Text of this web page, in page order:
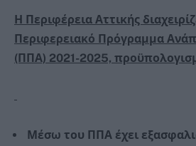
Η Περιφέρεια Αττικής
Περιφερειακό Πρόγραμμα
(ΠΠΑ) 2021-2025,
Μέσω του ΠΠΑ έχει